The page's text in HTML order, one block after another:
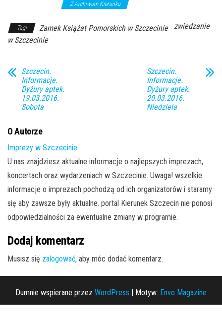
Z Archiwum Kierunku
Tagi Zamek Książat Pomorskich w Szczecinie
zwiedzanie
w Szczecinie
Szczecin.
Informacje.
Dyżury aptek.
19.03.2016.
Sobota
Szczecin.
Informacje.
Dyżury aptek.
20.03.2016.
Niedziela
O Autorze
Imprezy w Szczecinie
U nas znajdziesz aktualne informacje o najlepszych imprezach,
koncertach oraz wydarzeniach w Szczecinie. Uwaga! wszelkie
informacje o imprezach pochodzą od ich organizatorów i staramy
się aby zawsze były aktualne. portal Kierunek Szczecin nie ponosi
odpowiedzialności za ewentualne zmiany w programie.
Dodaj komentarz
Musisz się zalogować, aby móc dodać komentarz.
Dumnie wspierane przez WordPress | Motyw: Envo Magazine